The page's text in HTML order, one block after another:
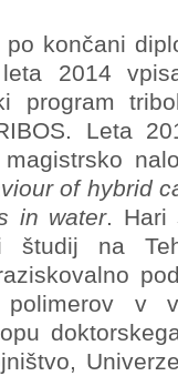
končani
leta 2014
program
Leta
of hybrid
in water. Hari
študij na
v